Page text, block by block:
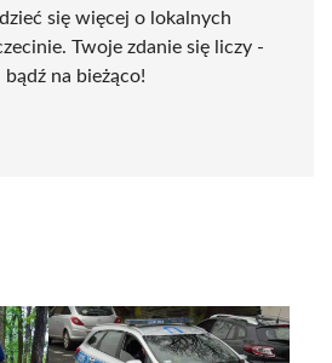
się więcej o lokalnych
Twoje zdanie się liczy -
na bieżąco!